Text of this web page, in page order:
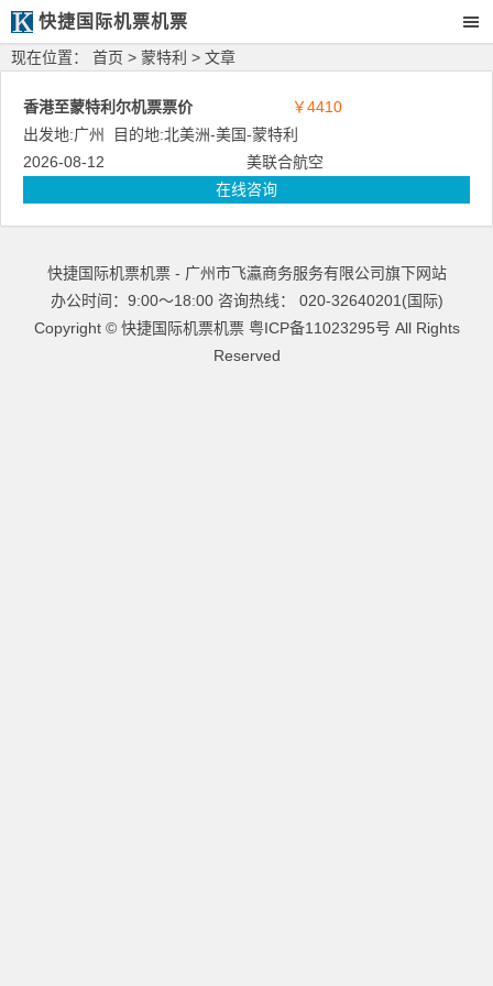
快捷国际机票机票
现在位置： 首页 > 蒙特利 > 文章
香港至蒙特利尔机票票价
￥4410
出发地:广州 目的地:北美洲-美国-蒙特利
2026-08-12
美联合航空
在线咨询
快捷国际机票机票 - 广州市飞瀛商务服务有限公司旗下网站
办公时间：9:00～18:00 咨询热线： 020-32640201(国际)
Copyright © 快捷国际机票机票 粤ICP备11023295号 All Rights
Reserved